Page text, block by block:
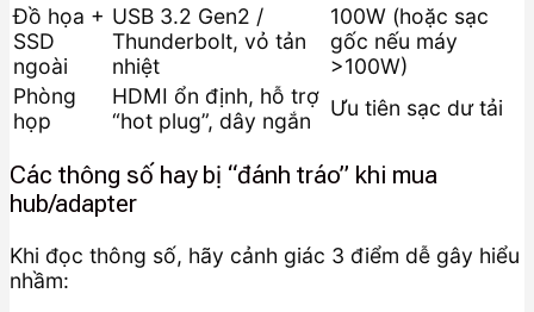
Đồ họa +
SSD
ngoài
USB 3.2 Gen2 /
Thunderbolt, vỏ tản
nhiệt
100W (hoặc sạc
gốc nếu máy
>100W)
Phòng
họp
HDMI ổn định, hỗ trợ
“hot plug”, dây ngắn
Ưu tiên sạc dư tải
Các thông số hay bị “đánh tráo” khi mua
hub/adapter
Khi đọc thông số, hãy cảnh giác 3 điểm dễ gây hiểu
nhầm: